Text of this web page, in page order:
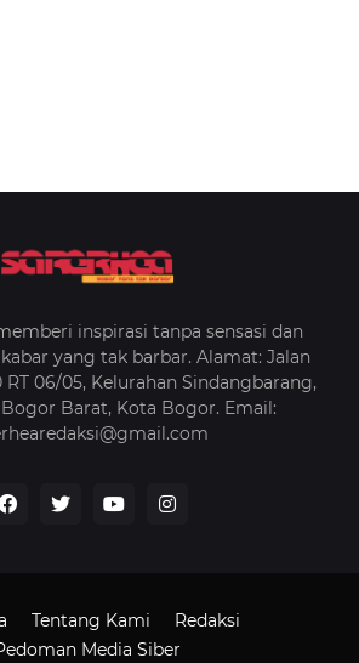
inspirasi tanpa sensasi dan
yang tak barbar. Alamat: Jalan
RT 06/05, Kelurahan Sindangbarang,
Barat, Kota Bogor. Email:
Tentang Kami
Redaksi
Media Siber